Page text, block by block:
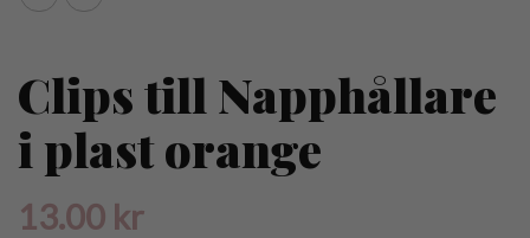
Clips till Napphållare
i plast orange
13.00 kr